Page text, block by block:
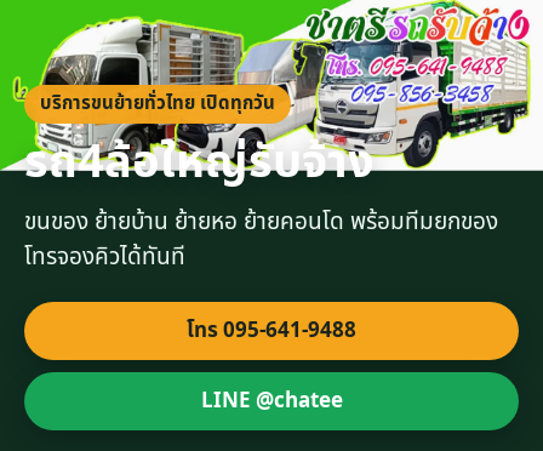
บริการขนย้ายทั่วไทย เปิดทุกวัน
รถ4ล้อใหญ่รับจ้าง
ขนของ ย้ายบ้าน ย้ายหอ ย้ายคอนโด พร้อมทีมยกของ
โทรจองคิวได้ทันที
โทร 095-641-9488
LINE @chatee